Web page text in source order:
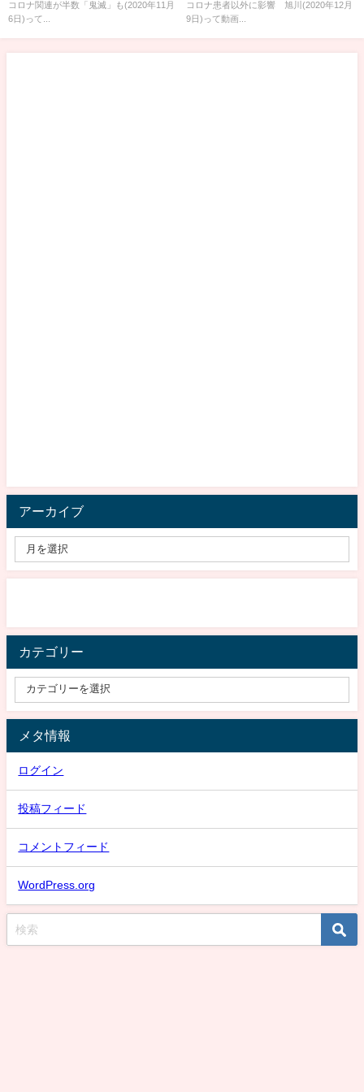
コロナ関連が半数「鬼滅」も(2020年11月
6日)って...
コロナ患者以外に影響 旭川(2020年12月
9日)って動画...
アーカイブ
カテゴリー
メタ情報
ログイン
投稿フィード
コメントフィード
WordPress.org